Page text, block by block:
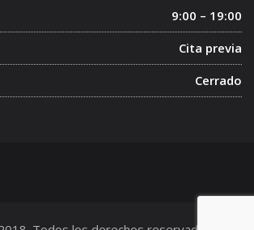
9:00 – 19:00
Cita previa
Cerrado